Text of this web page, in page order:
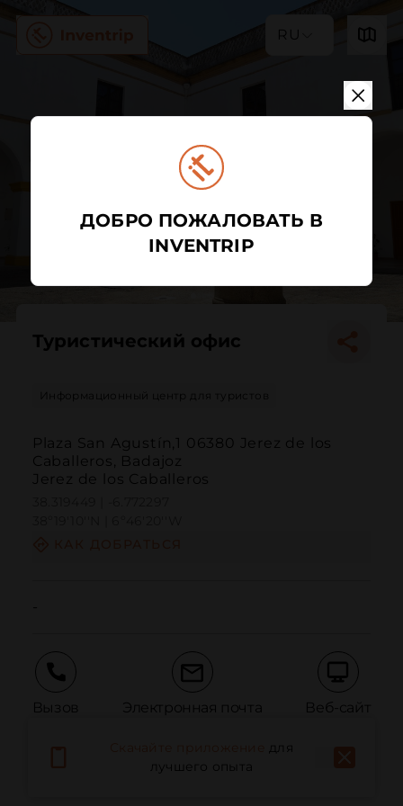
RU
Туристический офис
Информационный центр для туристов
Plaza San Agustín,1 06380 Jerez de los
Caballeros, Badajoz
Jerez de los Caballeros
Вызов Электронная почта Веб-сайт
Сообщить о проблеме
для
лучшего опыта
ДОБРО ПОЖАЛОВАТЬ В
INVENTRIP